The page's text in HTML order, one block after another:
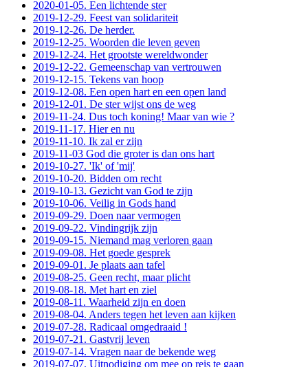
2020-01-05. Een lichtende ster
2019-12-29. Feest van solidariteit
2019-12-26. De herder.
2019-12-25. Woorden die leven geven
2019-12-24. Het grootste wereldwonder
2019-12-22. Gemeenschap van vertrouwen
2019-12-15. Tekens van hoop
2019-12-08. Een open hart en een open land
2019-12-01. De ster wijst ons de weg
2019-11-24. Dus toch koning! Maar van wie ?
2019-11-17. Hier en nu
2019-11-10. Ik zal er zijn
2019-11-03 God die groter is dan ons hart
2019-10-27. 'Ik' of 'mij'
2019-10-20. Bidden om recht
2019-10-13. Gezicht van God te zijn
2019-10-06. Veilig in Gods hand
2019-09-29. Doen naar vermogen
2019-09-22. Vindingrijk zijn
2019-09-15. Niemand mag verloren gaan
2019-09-08. Het goede gesprek
2019-09-01. Je plaats aan tafel
2019-08-25. Geen recht, maar plicht
2019-08-18. Met hart en ziel
2019-08-11. Waarheid zijn en doen
2019-08-04. Anders tegen het leven aan kijken
2019-07-28. Radicaal omgedraaid !
2019-07-21. Gastvrij leven
2019-07-14. Vragen naar de bekende weg
2019-07-07. Uitnodiging om mee op reis te gaan